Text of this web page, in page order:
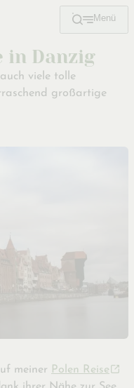
Menü
in Danzig
viele tolle
großartige
meiner
Polen Reise